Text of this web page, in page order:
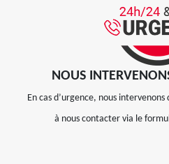
NOUS
En cas d’urgence, nous
à nous contacter via le